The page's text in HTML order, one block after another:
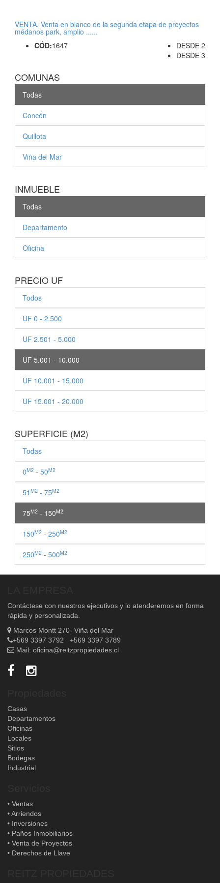
VENTA. Venta en blanco de la segunda etapa de proyectos
médanos park, amplio ......
CÓD:1647
DESDE 2
DESDE 3
COMUNAS
Todas
Concón
Quillota
Viña del Mar
INMUEBLE
Todas
Departamento
Oficina
PRECIO UF
Todos
UF 0 - 2.500
UF 2.501 - 5.000
UF 5.001 - 10.000
UF 10.001 - 15.000
UF 15.001 - 20.000
SUPERFICIE (M2)
Todas
0M2 - 50M2
51 M2 - 75M2
75M2 - 150M2
150M2 - 250M2
250M2 - 500M2
Contáctese con nuestros ejecutivos y lo atenderemos en forma
rápida y personalizada.
Marcos Montt 270- Viña del Mar
+569 3397 3792 +569 3397 3789
Mail: oficina@reitzpropiedades.cl
Casas
Departamentos
Oficinas
Locales
Sitios
Bodegas
Industrial
• Ventas
• Arriendos
• Inversiones
• Paños Inmobiliarios
• Venta de Proyectos
• Derechos de Llave